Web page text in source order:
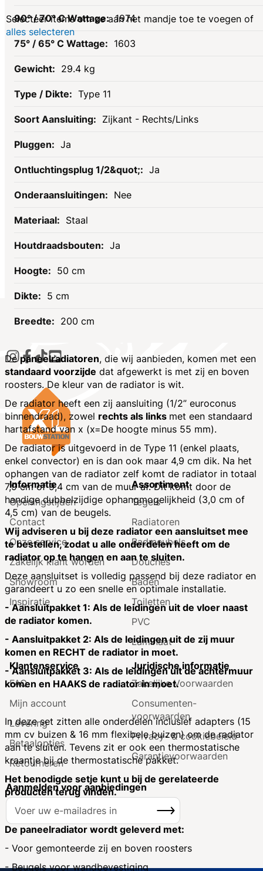
1974
1603
29.4 kg
Type 11
Zijkant - Rechts/Links
Ja
Ja
Nee
Staal
Ja
50 cm
5 cm
200 cm
Depaneelradiatoren, die wij aanbieden, komen met een
standaard voorzijde dat afgewerkt is met zij en boven
roosters. De kleur van de radiator is wit.
De radiator heeft een zij aansluiting (1/2” euroconus
binnendraad), zowel rechts als links met een standaard
hartafstand van x (x=De hoogte minus 55 mm).
De radiator is uitgevoerd in de Type 11 (enkel plaats,
enkel convector) en is dan ook maar 4,9 cm dik. Na het
ophangen van de radiator zelf komt de radiator in totaal
7,9 cm of 9,4 cm van de muur af. Dit komt door de
handige dubbelzijdige ophangmogelijkheid (3,0 cm of
4,5 cm) van de beugels.
Wij adviseren u bij deze radiator een aansluitset mee
te bestellen, zodat u alle onderdelen heeft om de
radiator op te hangen en aan te sluiten.
Deze aansluitset is volledig passend bij deze radiator en
garandeert u zo een snelle en optimale installatie.
- Aansluitpakket 1: Als de leidingen uit de vloer naast
de radiator komen.
- Aansluitpakket 2: Als de leidingen uit de zij muur
komen en RECHT de radiator in moet.
- Aansluitpakket 3: Als de leidingen uit de achtermuur
komen en HAAKS de radiator in moet.
In deze set zitten alle onderdelen inclusief adapters (15
mm cv buizen & 16 mm flexibele buizen) om de radiator
aan te sluiten. Tevens zit er ook een thermostatische
kraantje bij de thermostatische pakket.
Het benodigde setje kunt u bij de gerelateerde
producten terug vinden.
De paneelradiator wordt geleverd met:
- Voor gemonteerde zij en boven roosters
- Beugels voor wandbevestiging
Selecteer items om ze aan het mandje toe te voegen of
alles selecteren
Informatie
Openingstijden
Contact
Onze service
Zakelijk klant worden
Showroom
Inspiratie
Assortiment
Tegels
Radiatoren
Badmeubels
Douches
Baden
Toiletten
PVC
Laminaat
Klantenservice
FAQ
Mijn account
Levering
Betaalopties
Retourneren
Juridische informatie
Zakelijke Voorwaarden
Consumenten­
voorwaarden
Privacy- & cookiebeleid
Garantie­voorwaarden
Aanmelden voor aanbiedingen
A
o
e
Inschrijven